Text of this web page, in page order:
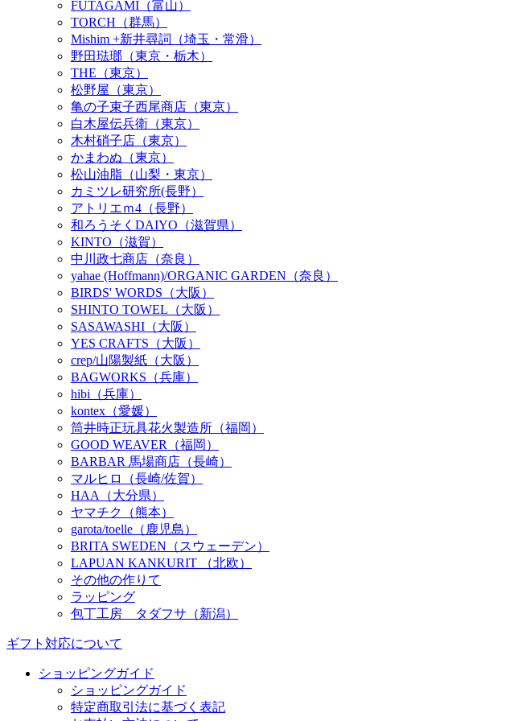
FUTAGAMI（富山）
TORCH（群馬）
Mishim +新井尋詞（埼玉・常滑）
野田琺瑯（東京・栃木）
THE（東京）
松野屋（東京）
亀の子束子西尾商店（東京）
白木屋伝兵衛（東京）
木村硝子店（東京）
かまわぬ（東京）
松山油脂（山梨・東京）
カミツレ研究所(長野）
アトリエｍ4（長野）
和ろうそくDAIYO（滋賀県）
KINTO（滋賀）
中川政七商店（奈良）
yahae (Hoffmann)/ORGANIC GARDEN（奈良）
BIRDS' WORDS（大阪）
SHINTO TOWEL（大阪）
SASAWASHI（大阪）
YES CRAFTS（大阪）
crep/山陽製紙（大阪）
BAGWORKS（兵庫）
hibi（兵庫）
kontex（愛媛）
筒井時正玩具花火製造所（福岡）
GOOD WEAVER（福岡）
BARBAR 馬場商店（長崎）
マルヒロ（長崎/佐賀）
HAA（大分県）
ヤマチク（熊本）
garota/toelle（鹿児島）
BRITA SWEDEN（スウェーデン）
LAPUAN KANKURIT （北欧）
その他の作りて
ラッピング
包丁工房 タダフサ（新潟）
ギフト対応について
ショッピングガイド
ショッピングガイド
特定商取引法に基づく表記